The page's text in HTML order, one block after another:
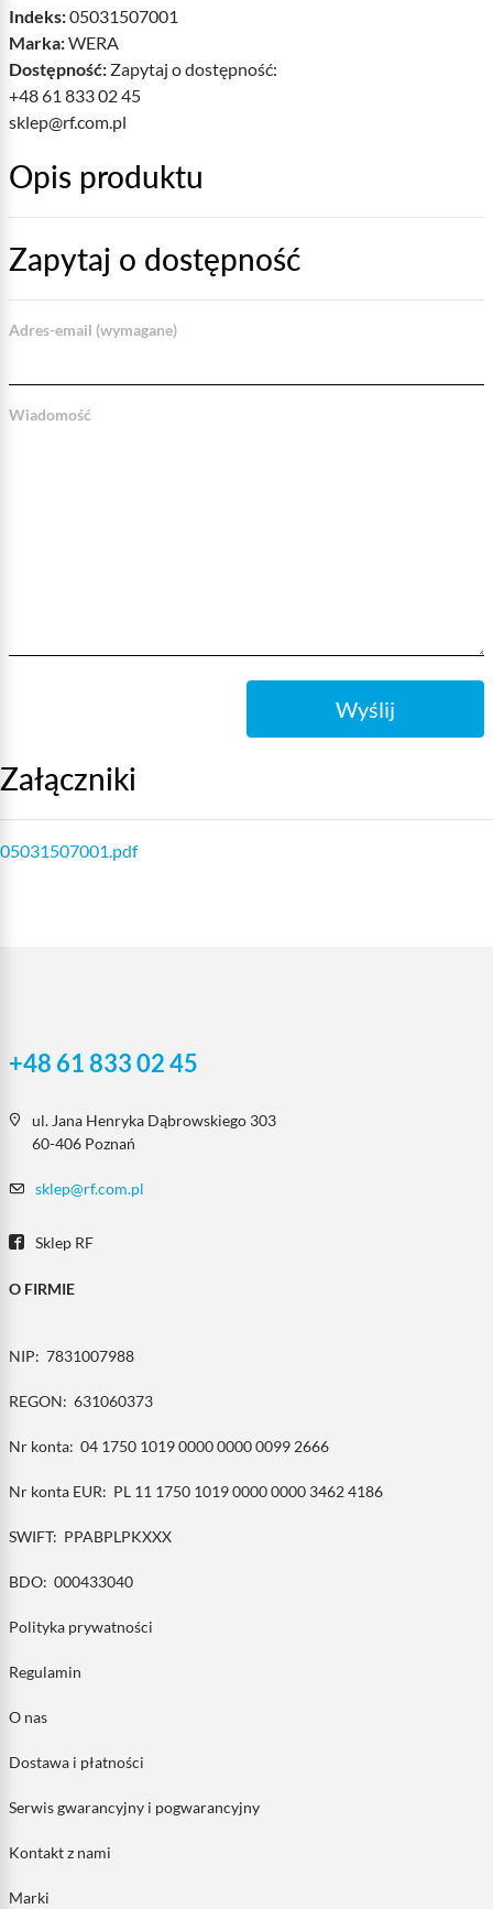
Indeks:05031507001
Marka:WERA
Dostępność: Zapytaj o dostępność:
+48 61 833 02 45
sklep@rf.com.pl
Opis produktu
Zapytaj o dostępność
Adres-email (wymagane)
Wiadomość
Wyślij
Załączniki
05031507001.pdf
+48 61 833 02 45
ul. Jana Henryka Dąbrowskiego 303
60-406 Poznań
sklep@rf.com.pl
Sklep RF
O FIRMIE
NIP: 7831007988
REGON: 631060373
Nr konta: 04 1750 1019 0000 0000 0099 2666
Nr konta EUR: PL 11 1750 1019 0000 0000 3462 4186
SWIFT: PPABPLPKXXX
BDO: 000433040
Polityka prywatności
Regulamin
O nas
Dostawa i płatności
Serwis gwarancyjny i pogwarancyjny
Kontakt z nami
Marki